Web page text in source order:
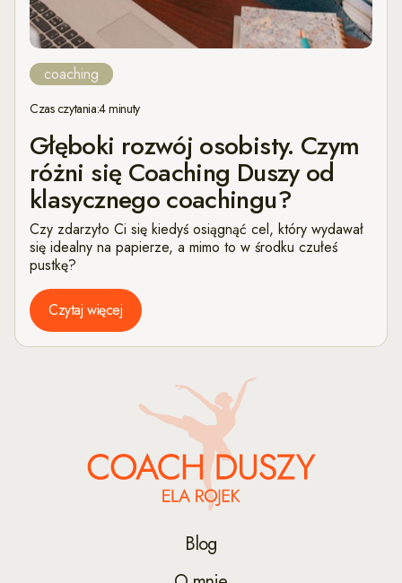
coaching
Czas czytania:4 minuty
Głęboki rozwój osobisty. Czym
różni się Coaching Duszy od
klasycznego coachingu?
Czy zdarzyło Ci się kiedyś osiągnąć cel, który wydawał
się idealny na papierze, a mimo to w środku czułeś
pustkę?
Czytaj więcej
Blog